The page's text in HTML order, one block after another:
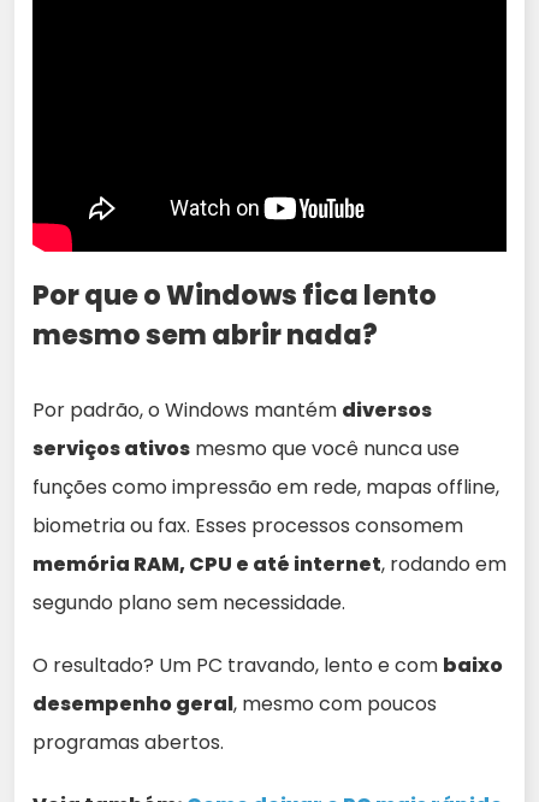
Por que o Windows fica lento
mesmo sem abrir nada?
Por padrão, o Windows mantém diversos
serviços ativos mesmo que você nunca use
funções como impressão em rede, mapas offline,
biometria ou fax. Esses processos consomem
memória RAM, CPU e até internet, rodando em
segundo plano sem necessidade.
O resultado? Um PC travando, lento e com baixo
desempenho geral, mesmo com poucos
programas abertos.